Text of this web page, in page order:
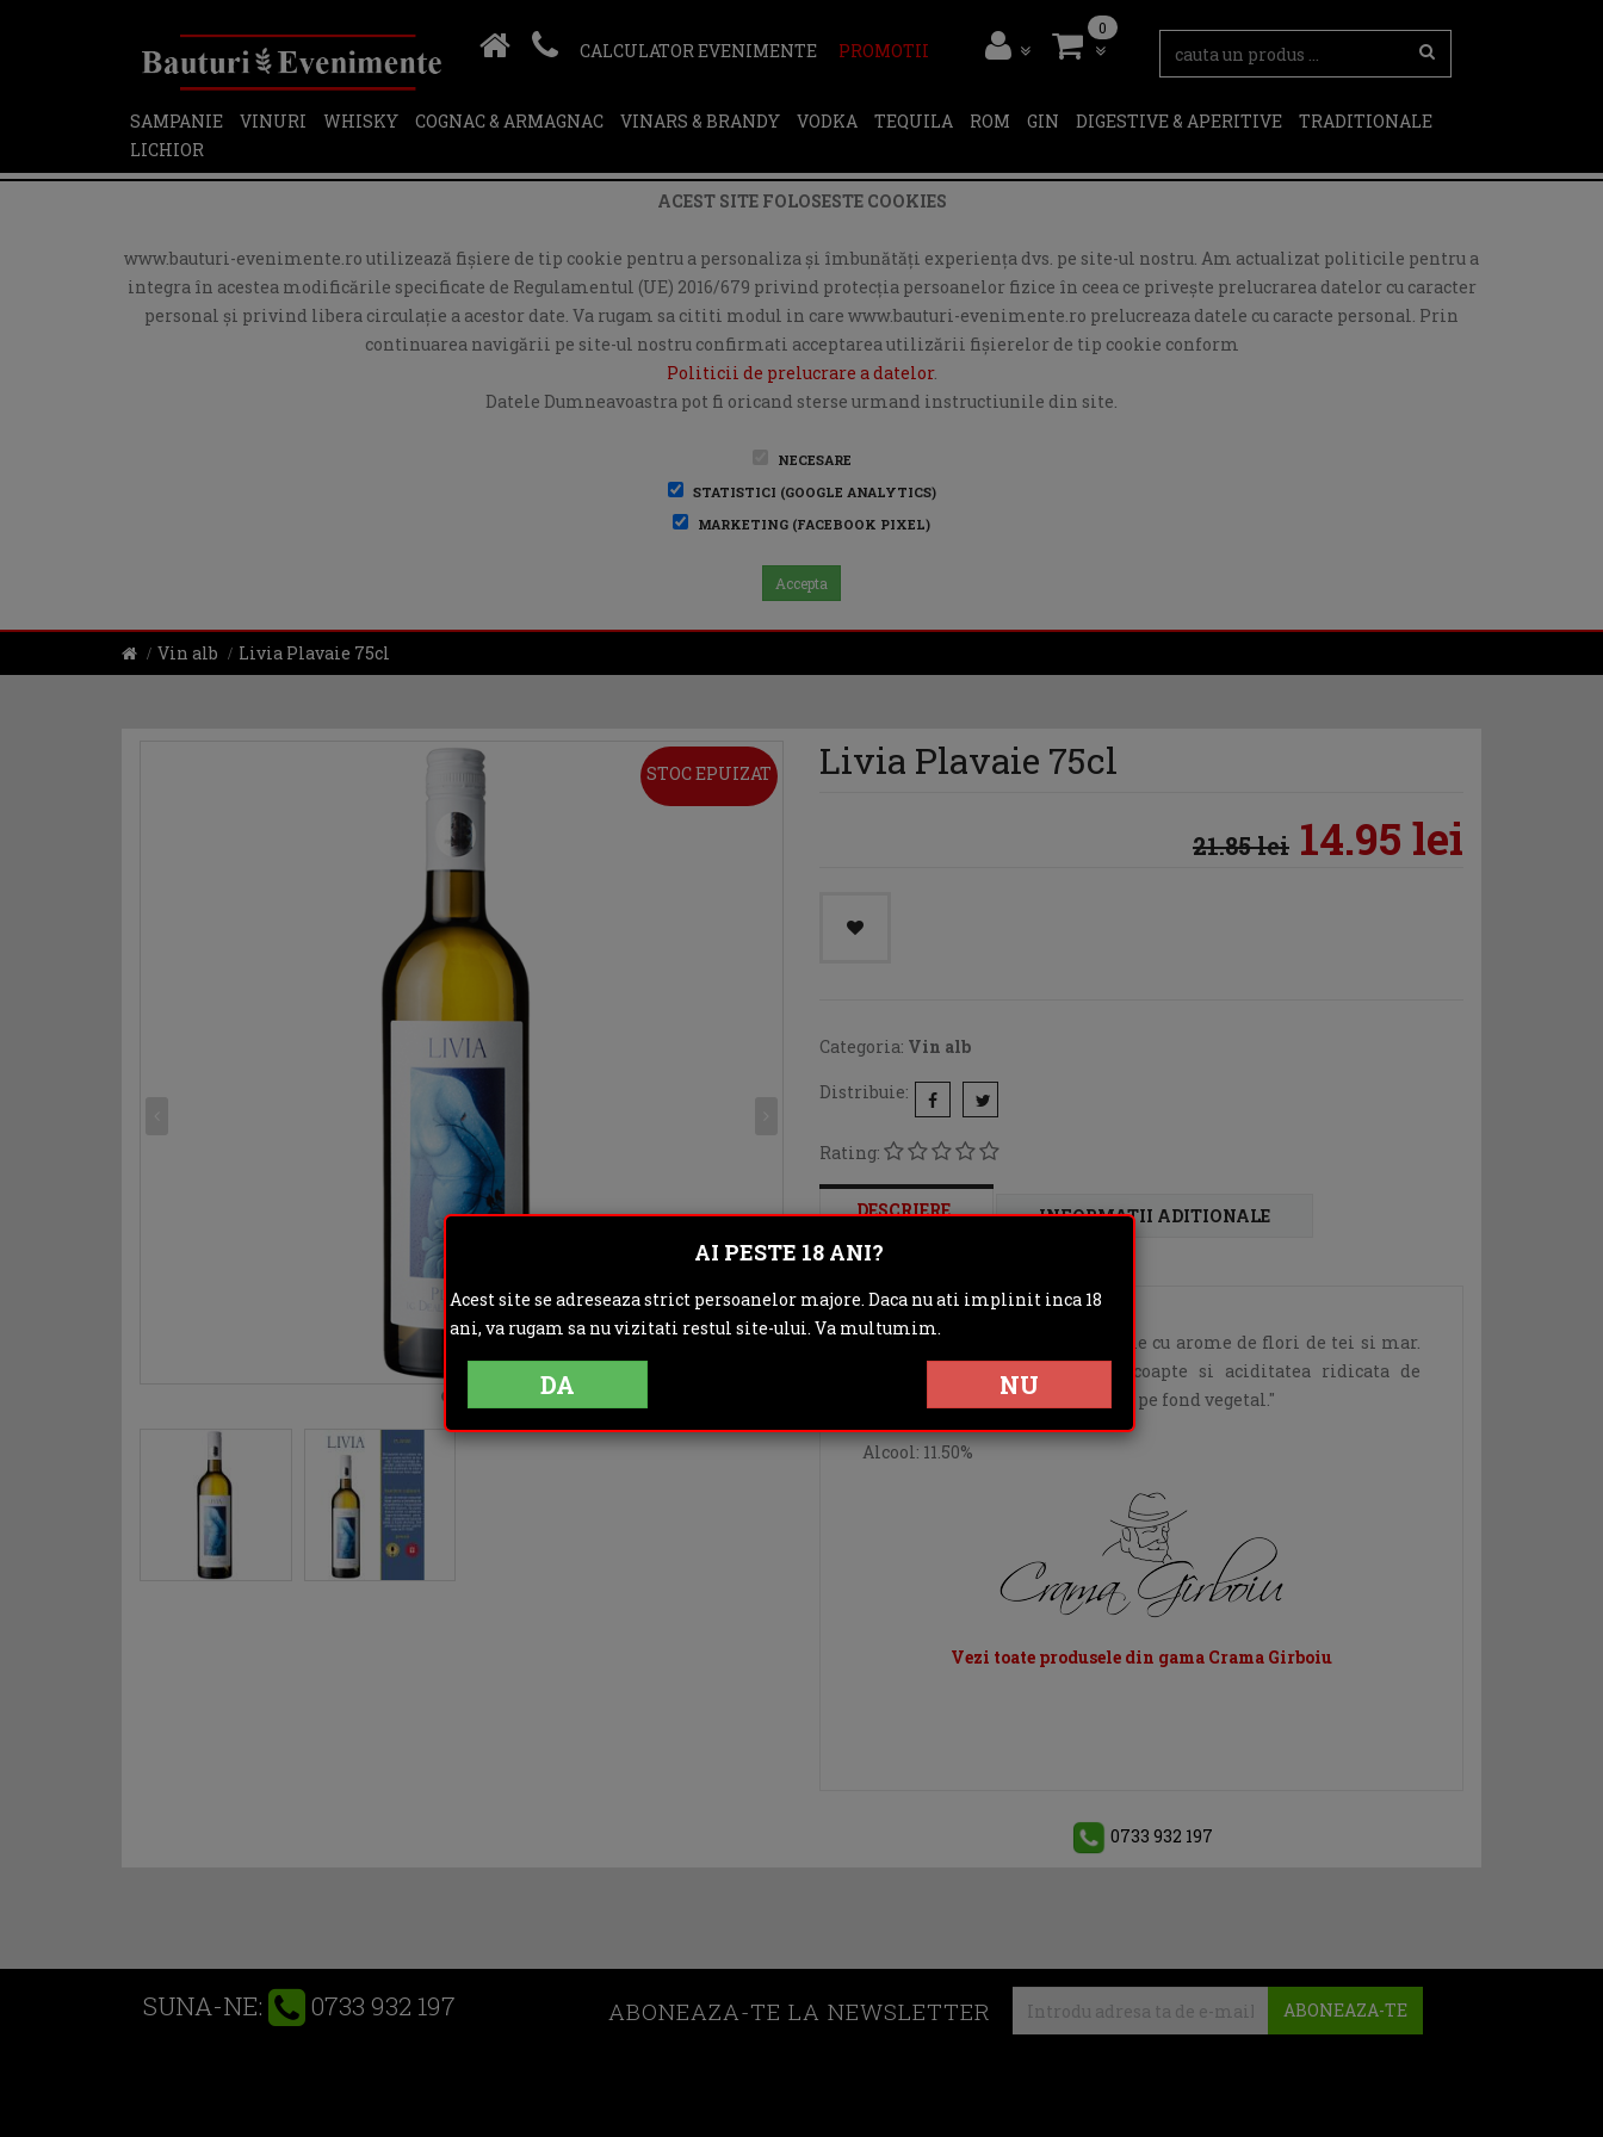
CALCULATOR EVENIMENTE PROMOTII
0
SAMPANIE VINURI WHISKY COGNAC & ARMAGNAC VINARS & BRANDY VODKA TEQUILA ROM GIN DIGESTIVE & APERITIVE
TRADITIONALE
LICHIOR
ACEST SITE FOLOSESTE COOKIES
www.bauturi-evenimente.ro utilizează fişiere de tip cookie pentru a personaliza și îmbunătăți experiența dvs. pe site-ul nostru. Am actualizat politicile pentru a
integra în acestea modificările specificate de Regulamentul (UE) 2016/679 privind protecția persoanelor fizice în ceea ce privește prelucrarea datelor cu caracter
personal și privind libera circulație a acestor date. Va rugam sa cititi modul in care www.bauturi-evenimente.ro prelucreaza datele cu caracte personal. Prin
continuarea navigării pe site-ul nostru confirmati acceptarea utilizării fişierelor de tip cookie conform
Politicii de prelucrare a datelor.
Datele Dumneavoastra pot fi oricand sterse urmand instructiunile din site.
NECESARE
STATISTICI (GOOGLE ANALYTICS)
MARKETING (FACEBOOK PIXEL)
Accepta
Vin alb Livia Plavaie 75cl
STOC EPUIZAT Livia Plavaie 75cl
21.85 lei 14.95 lei
Categoria: Vin alb
Distribuie:
Rating:
DESCRIERE INFORMATII ADITIONALE
OPINII (0)
"Soi autentic de o culoare verzuie cu arome de flori de tei si mar.
Gustul aminteste de zarzare coapte si aciditatea ridicata de
senzatii de piper si condimente pe fond vegetal."
Alcool: 11.50%
Vezi toate produsele din gama Crama Girboiu
0733 932 197
SUNA-NE: 0733 932 197 ABONEAZA-TE LA NEWSLETTER ABONEAZA-TE
AI PESTE 18 ANI?
Acest site se adreseaza strict persoanelor majore. Daca nu ati implinit inca 18
ani, va rugam sa nu vizitati restul site-ului. Va multumim.
DA NU